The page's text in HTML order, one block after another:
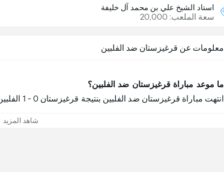
استاد الشيخ علي بن محمد آل خليفة
سعة الملعب: 20,000
معلومات عن قرغيزستان ضد الفلبين
ما موعد مباراة قرغيزستان ضد الفلبين؟
انتهت مباراة قرغيزستان ضد الفلبين بنتيجة قرغيزستان 0 - 1 الفلبين.
شاهد المزيد